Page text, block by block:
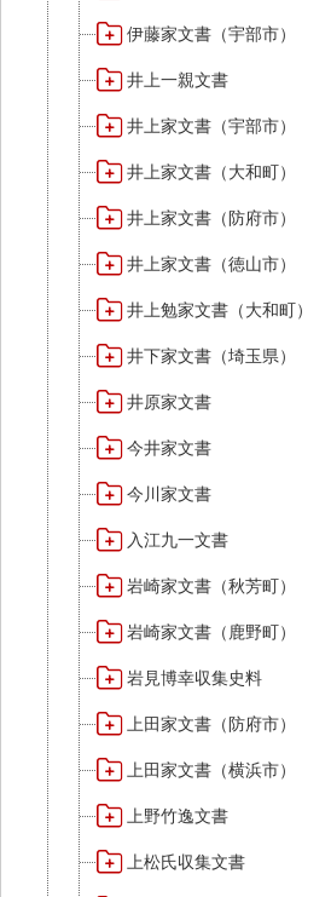
伊藤家文書（宇部市）
井上一親文書
井上家文書（宇部市）
井上家文書（大和町）
井上家文書（防府市）
井上家文書（徳山市）
井上勉家文書（大和町）
井下家文書（埼玉県）
井原家文書
今井家文書
今川家文書
入江九一文書
岩崎家文書（秋芳町）
岩崎家文書（鹿野町）
岩見博幸収集史料
上田家文書（防府市）
上田家文書（横浜市）
上野竹逸文書
上松氏収集文書